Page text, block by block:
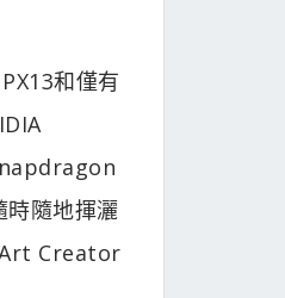
和僅有
隨地揮灑
Creator